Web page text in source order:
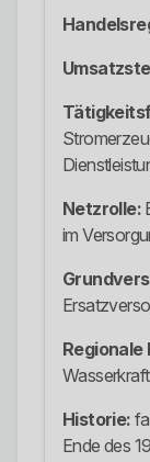
Netzrolle:
im
Historie:
Ende des